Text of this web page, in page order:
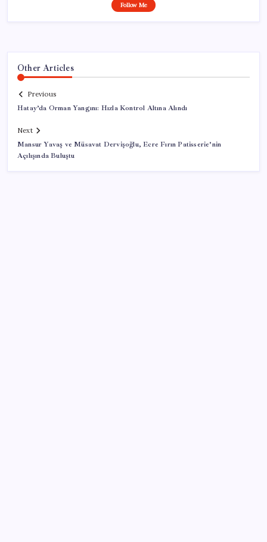
Follow Me
Other Articles
Previous
Hatay’da Orman Yangını: Hızla Kontrol Altına Alındı
Next
Mansur Yavaş ve Müsavat Dervişoğlu, Ecre Fırın Patisserie’nin
Açılışında Buluştu